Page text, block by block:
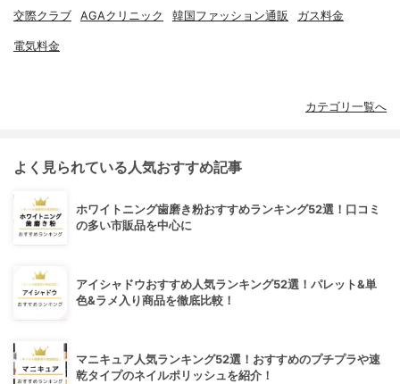
交際クラブ AGAクリニック 韓国ファッション通販 ガス料金
電気料金
カテゴリ一覧へ
よく見られている人気おすすめ記事
ホワイトニング歯磨き粉おすすめランキング52選！口コミ
の多い市販品を中心に
アイシャドウおすすめ人気ランキング52選！パレット&単
色&ラメ入り商品を徹底比較！
マニキュア人気ランキング52選！おすすめのプチプラや速
乾タイプのネイルポリッシュを紹介！